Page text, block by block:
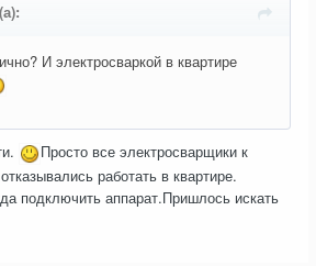
И электросваркой в квартире
Просто все электросварщики к
работать в квартире.
подключить аппарат.Пришлось искать